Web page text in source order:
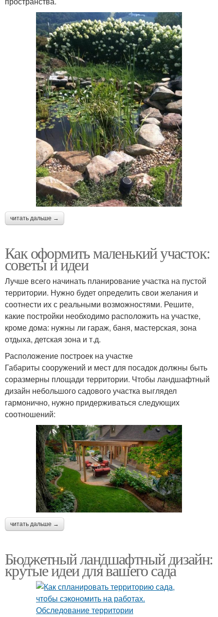
читать дальше →
Как оформить маленький участок:
советы и идеи
Лучше всего начинать планирование участка на пустой
территории. Нужно будет определить свои желания и
соотнести их с реальными возможностями. Решите,
какие постройки необходимо расположить на участке,
кроме дома: нужны ли гараж, баня, мастерская, зона
отдыха, детская зона и т.д.
Расположение построек на участке
Габариты сооружений и мест для посадок должны быть
соразмерны площади территории. Чтобы ландшафтный
дизайн небольшого садового участка выглядел
гармонично, нужно придерживаться следующих
соотношений:
читать дальше →
Бюджетный ландшафтный дизайн:
крутые идеи для вашего сада